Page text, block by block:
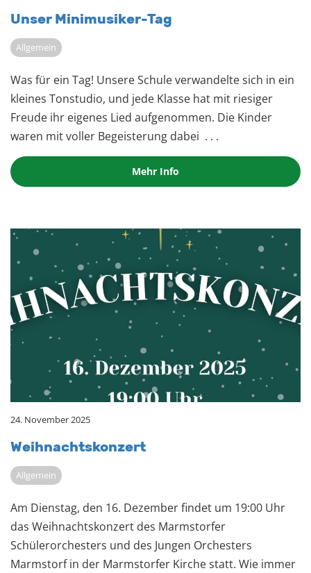
Unser Mi­ni­mu­si­ker-Tag
Allgemein
Was für ein Tag! Unsere Schule verwandelte sich in ein
kleines Tonstudio, und jede Klasse hat mit riesiger
Freude ihr eigenes Lied aufgenommen. Die Kinder
waren mit voller Begeisterung dabei . . .
Mehr Info
24. November 2025
Weih­nachts­kon­zert
Allgemein
Am Dienstag, den 16. Dezember findet um 19:00 Uhr
das Weihnachtskonzert des Marmstorfer
Schülerorchesters und des Jungen Orchesters
Marmstorf in der Marmstorfer Kirche statt. Wie immer